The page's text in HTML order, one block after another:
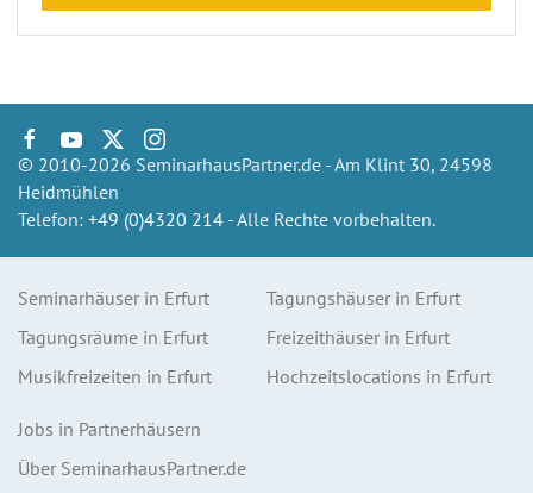
© 2010-2026 SeminarhausPartner.de - Am Klint 30, 24598
Heidmühlen
Telefon: +49 (0)4320 214 - Alle Rechte vorbehalten.
Seminarhäuser in Erfurt
Tagungshäuser in Erfurt
Tagungsräume in Erfurt
Freizeithäuser in Erfurt
Musikfreizeiten in Erfurt
Hochzeitslocations in Erfurt
Jobs in Partnerhäusern
Über SeminarhausPartner.de